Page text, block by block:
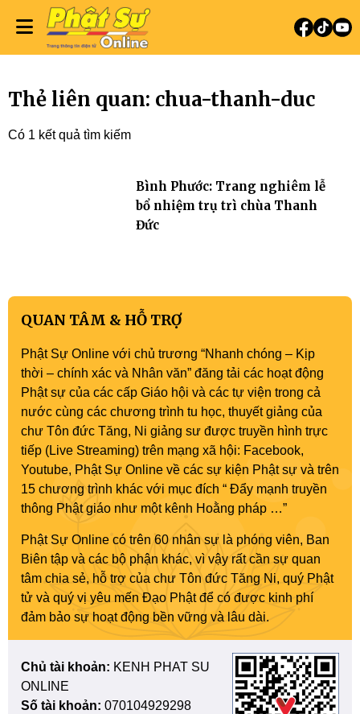
Thẻ liên quan: chua-thanh-duc
Có 1 kết quả tìm kiếm
Bình Phước: Trang nghiêm lễ
bổ nhiệm trụ trì chùa Thanh
Đức
QUAN TÂM & HỖ TRỢ
Phật Sự Online với chủ trương “Nhanh chóng – Kịp
thời – chính xác và Nhân văn” đăng tải các hoạt động
Phật sự của các cấp Giáo hội và các tự viện trong cả
nước cùng các chương trình tu học, thuyết giảng của
chư Tôn đức Tăng, Ni giảng sư được truyền hình trực
tiếp (Live Streaming) trên mạng xã hội: Facebook,
Youtube, Phật Sự Online về các sự kiện Phật sự và trên
15 chương trình khác với mục đích “ Đẩy mạnh truyền
thông Phật giáo như một kênh Hoằng pháp …”
Phật Sự Online có trên 60 nhân sự là phóng viên, Ban
Biên tập và các bộ phận khác, vì vậy rất cần sự quan
tâm chia sẻ, hỗ trợ của chư Tôn đức Tăng Ni, quý Phật
tử và quý vị yêu mến Đạo Phật để có được kinh phí
đảm bảo sự hoạt động bền vững và lâu dài.
Chủ tài khoản: KENH PHAT SU
ONLINE
Số tài khoản: 070104929298